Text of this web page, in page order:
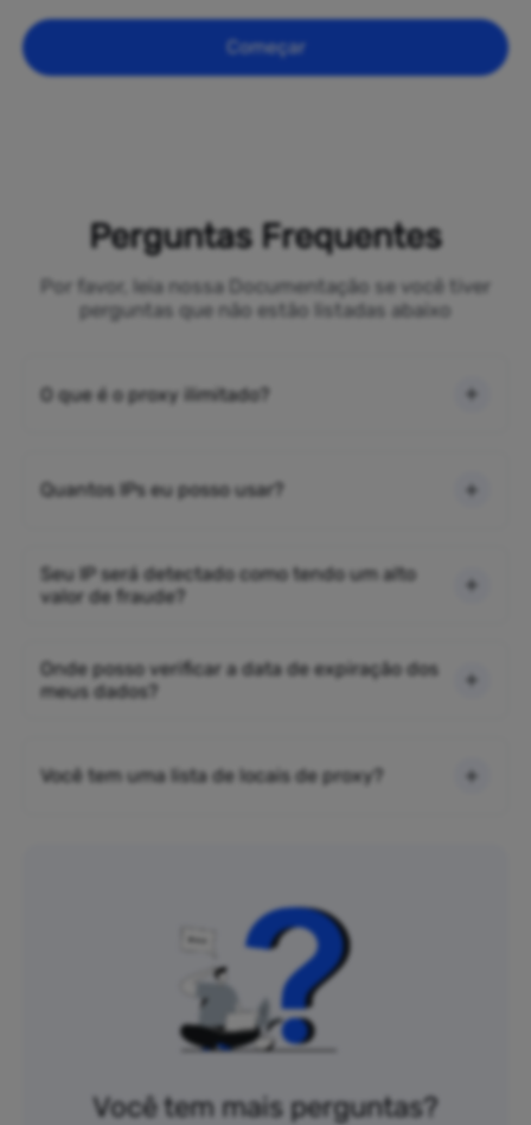
Começar
Perguntas Frequentes
Por favor, leia nossa Documentação se você tiver
perguntas que não estão listadas abaixo
O que é o proxy ilimitado?
Quantos IPs eu posso usar?
Seu IP será detectado como tendo um alto
valor de fraude?
Onde posso verificar a data de expiração dos
meus dados?
Você tem uma lista de locais de proxy?
Você tem mais perguntas?